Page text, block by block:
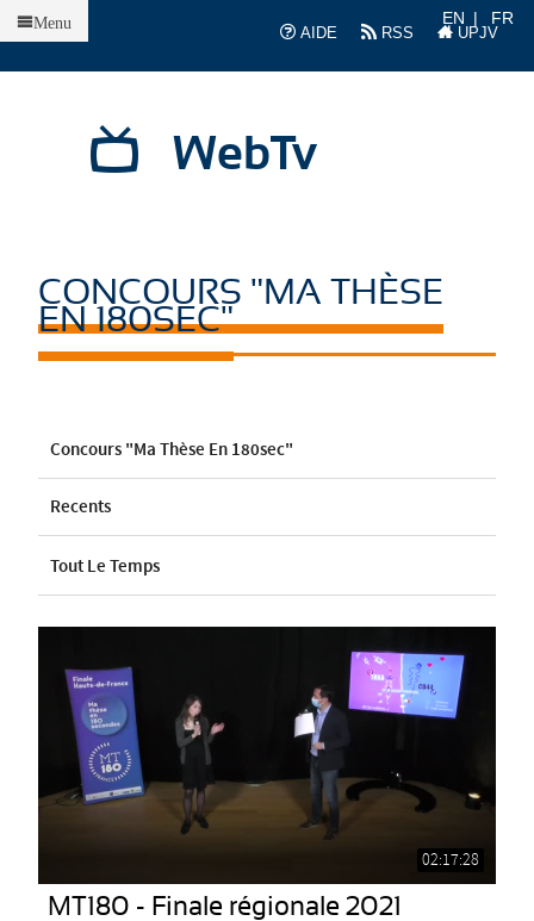
AIDE
RSS UPJV
EN FR
WebTv
Menu
CONCOURS "MA THÈSE
EN 180SEC"
Concours "Ma Thèse En 180sec"
Recents
Tout Le Temps
02:17:28
MT180 - Finale régionale 2021